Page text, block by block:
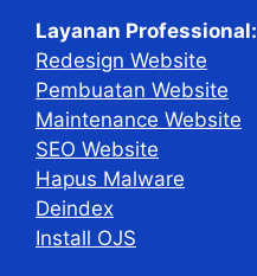
Layanan Professional:
Redesign Website
Pembuatan Website
Maintenance Website
SEO Website
Hapus Malware
Deindex
Install OJS